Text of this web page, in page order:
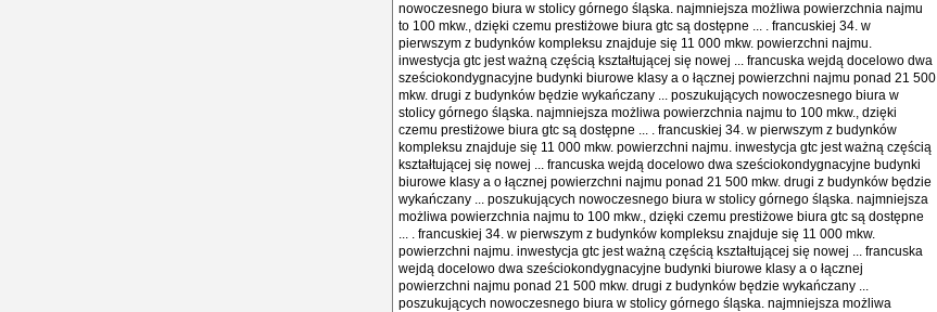
nowoczesnego biura w stolicy górnego śląska. najmniejsza możliwa powierzchnia najmu
to 100 mkw., dzięki czemu prestiżowe biura gtc są dostępne ... . francuskiej 34. w
pierwszym z budynków kompleksu znajduje się 11 000 mkw. powierzchni najmu.
inwestycja gtc jest ważną częścią kształtującej się nowej ... francuska wejdą docelowo dwa
sześciokondygnacyjne budynki biurowe klasy a o łącznej powierzchni najmu ponad 21 500
mkw. drugi z budynków będzie wykańczany ... poszukujących nowoczesnego biura w
stolicy górnego śląska. najmniejsza możliwa powierzchnia najmu to 100 mkw., dzięki
czemu prestiżowe biura gtc są dostępne ... . francuskiej 34. w pierwszym z budynków
kompleksu znajduje się 11 000 mkw. powierzchni najmu. inwestycja gtc jest ważną częścią
kształtującej się nowej ... francuska wejdą docelowo dwa sześciokondygnacyjne budynki
biurowe klasy a o łącznej powierzchni najmu ponad 21 500 mkw. drugi z budynków będzie
wykańczany ... poszukujących nowoczesnego biura w stolicy górnego śląska. najmniejsza
możliwa powierzchnia najmu to 100 mkw., dzięki czemu prestiżowe biura gtc są dostępne
... . francuskiej 34. w pierwszym z budynków kompleksu znajduje się 11 000 mkw.
powierzchni najmu. inwestycja gtc jest ważną częścią kształtującej się nowej ... francuska
wejdą docelowo dwa sześciokondygnacyjne budynki biurowe klasy a o łącznej
powierzchni najmu ponad 21 500 mkw. drugi z budynków będzie wykańczany ...
poszukujących nowoczesnego biura w stolicy górnego śląska. najmniejsza możliwa